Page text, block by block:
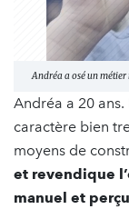
Andréa a osé un
Andréa a 20
caractère bien
moyens de
et revendique
manuel et